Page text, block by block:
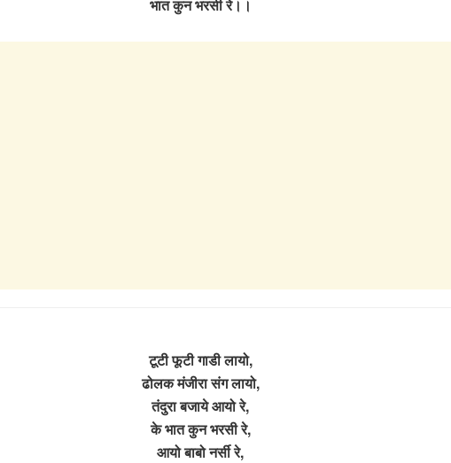
भात कुन भरसी रे।।
टूटी फूटी गाडी लायो,
ढोलक मंजीरा संग लायो,
तंदुरा बजाये आयो रे,
के भात कुन भरसी रे,
आयो बाबो नर्सी रे,